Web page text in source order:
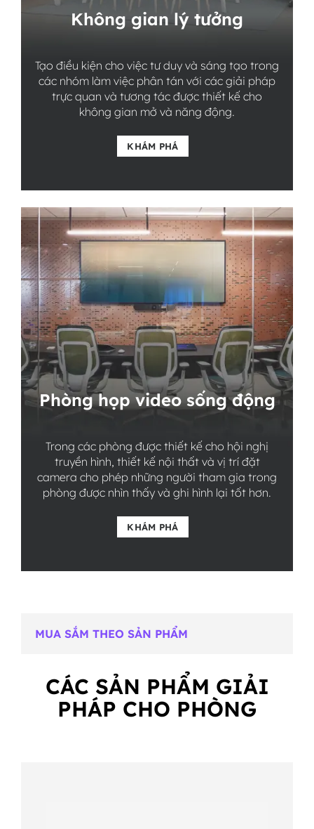
Không gian lý tưởng
Tạo điều kiện cho việc tư duy và sáng tạo trong
các nhóm làm việc phân tán với các giải pháp
trực quan và tương tác được thiết kế cho
không gian mở và năng động.
KHÁM PHÁ
Phòng họp video sống động
Trong các phòng được thiết kế cho hội nghị
truyền hình, thiết kế nội thất và vị trí đặt
camera cho phép những người tham gia trong
phòng được nhìn thấy và ghi hình lại tốt hơn.
KHÁM PHÁ
MUA SẮM THEO SẢN PHẨM
CÁC SẢN PHẨM GIẢI
PHÁP CHO PHÒNG